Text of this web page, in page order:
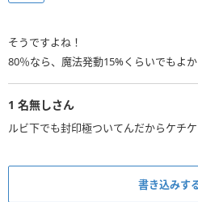
そうですよね！
80％なら、魔法発動15%くらいでもよか
1 名無しさん
ルビ下でも封印極ついてんだからケチ
書き込みす